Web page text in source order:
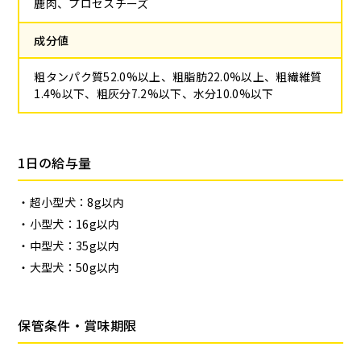
成分値
粗タンパク質52.0%以上、粗脂肪22.0%以上、粗繊維質
1.4%以下、粗灰分7.2%以下、水分10.0%以下
1日の給与量
超小型犬：8g以内
小型犬：16g以内
中型犬：35g以内
大型犬：50g以内
保管条件・賞味期限